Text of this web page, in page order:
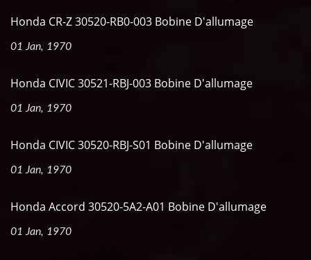
Honda CR-Z 30520-RB0-003 Bobine D'allumage
01 Jan, 1970
Honda CIVIC 30521-RBJ-003 Bobine D'allumage
01 Jan, 1970
Honda CIVIC 30520-RBJ-S01 Bobine D'allumage
01 Jan, 1970
Honda Accord 30520-5A2-A01 Bobine D'allumage
01 Jan, 1970